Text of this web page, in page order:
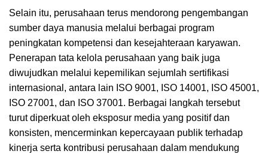
Selain itu, perusahaan terus mendorong pengembangan
sumber daya manusia melalui berbagai program
peningkatan kompetensi dan kesejahteraan karyawan.
Penerapan tata kelola perusahaan yang baik juga
diwujudkan melalui kepemilikan sejumlah sertifikasi
internasional, antara lain ISO 9001, ISO 14001, ISO 45001,
ISO 27001, dan ISO 37001. Berbagai langkah tersebut
turut diperkuat oleh eksposur media yang positif dan
konsisten, mencerminkan kepercayaan publik terhadap
kinerja serta kontribusi perusahaan dalam mendukung